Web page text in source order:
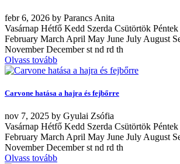
febr6, 2026 by Parancs Anita
Vasárnap Hétfő Kedd Szerda Csütörtök
February March April May June July August
November December st nd rd th
Olvass tovább
Carvone hatása a hajra és fejbőrre
nov 7, 2025 by Gyulai Zsófia
Vasárnap Hétfő Kedd Szerda Csütörtök
February March April May June July August
November December st nd rd th
Olvass tovább